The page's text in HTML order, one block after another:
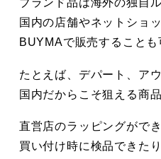
ブランド品は海外の独自
国内の店舗やネットショ
BUYMAで販売することも
たとえば、デパート、ア
国内だからこそ狙える商
直営店のラッピングができ
買い付け時に検品できたり